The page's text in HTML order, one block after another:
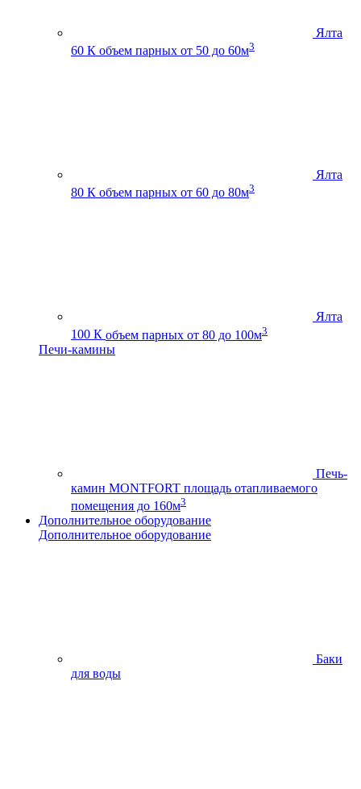
Ялта
60 К объем парных от 50 до 60м3
Ялта
80 К объем парных от 60 до 80м3
Ялта
100 К объем парных от 80 до 100м3
Печи-камины
Печь-
камин MONTFORT площадь отапливаемого
помещения до 160м3
Дополнительное оборудование
Дополнительное оборудование
Баки
для воды